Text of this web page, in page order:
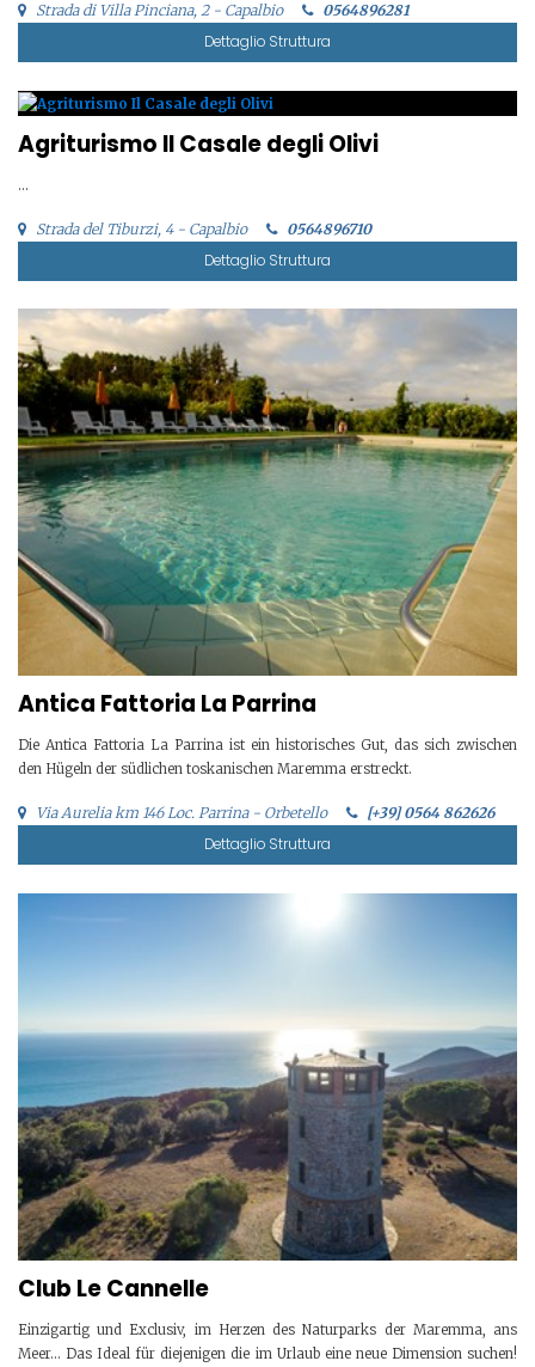
Strada di Villa Pinciana, 2 - Capalbio 0564896281
Dettaglio Struttura
Agriturismo Il Casale degli Olivi
...
Strada del Tiburzi, 4 - Capalbio 0564896710
Dettaglio Struttura
Antica Fattoria La Parrina
Die Antica Fattoria La Parrina ist ein historisches Gut, das sich zwischen
den Hügeln der südlichen toskanischen Maremma erstreckt.
Via Aurelia km 146 Loc. Parrina - Orbetello [+39] 0564 862626
Dettaglio Struttura
Club Le Cannelle
Einzigartig und Exclusiv, im Herzen des Naturparks der Maremma, ans
Meer… Das Ideal für diejenigen die im Urlaub eine neue Dimension suchen!